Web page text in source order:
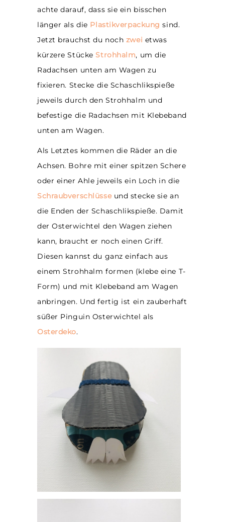
achte darauf, dass sie ein bisschen
länger als die Plastikverpackung sind.
Jetzt brauchst du noch zwei etwas
kürzere StückeStrohhalm, um die
Radachsen unten am Wagen zu
fixieren. Stecke die Schaschlikspieße
jeweils durch den Strohhalm und
befestige die Radachsen mit Klebeband
unten am Wagen.
Als Letztes kommen die Räder an die
Achsen. Bohre mit einer spitzen Schere
oder einer Ahle jeweils ein Loch in die
Schraubverschlüsseund stecke sie an
die Enden der Schaschlikspieße. Damit
der Osterwichtel den Wagen ziehen
kann, braucht er noch einen Griff.
Diesen kannst du ganz einfach aus
einem Strohhalm formen (klebe eine T-
Form) und mit Klebeband am Wagen
anbringen. Und fertig ist ein zauberhaft
süßer Pinguin Osterwichtel als
Osterdeko.